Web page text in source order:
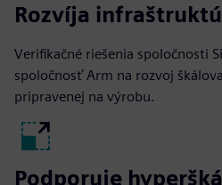
Rozvíja
Verifikačné riešenia spoločnosti
spoločnosť Arm na rozvoj
pripravenej na výrobu.
Podporuje